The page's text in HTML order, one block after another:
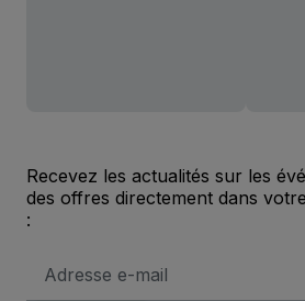
Recevez les actualités sur les
des offres directement dans
:
e-